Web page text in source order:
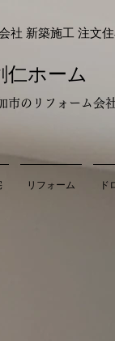
社 新築施工 注文
仁ホーム
市のリフォーム
リフォーム ド